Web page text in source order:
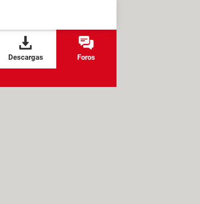
Descargas Foros